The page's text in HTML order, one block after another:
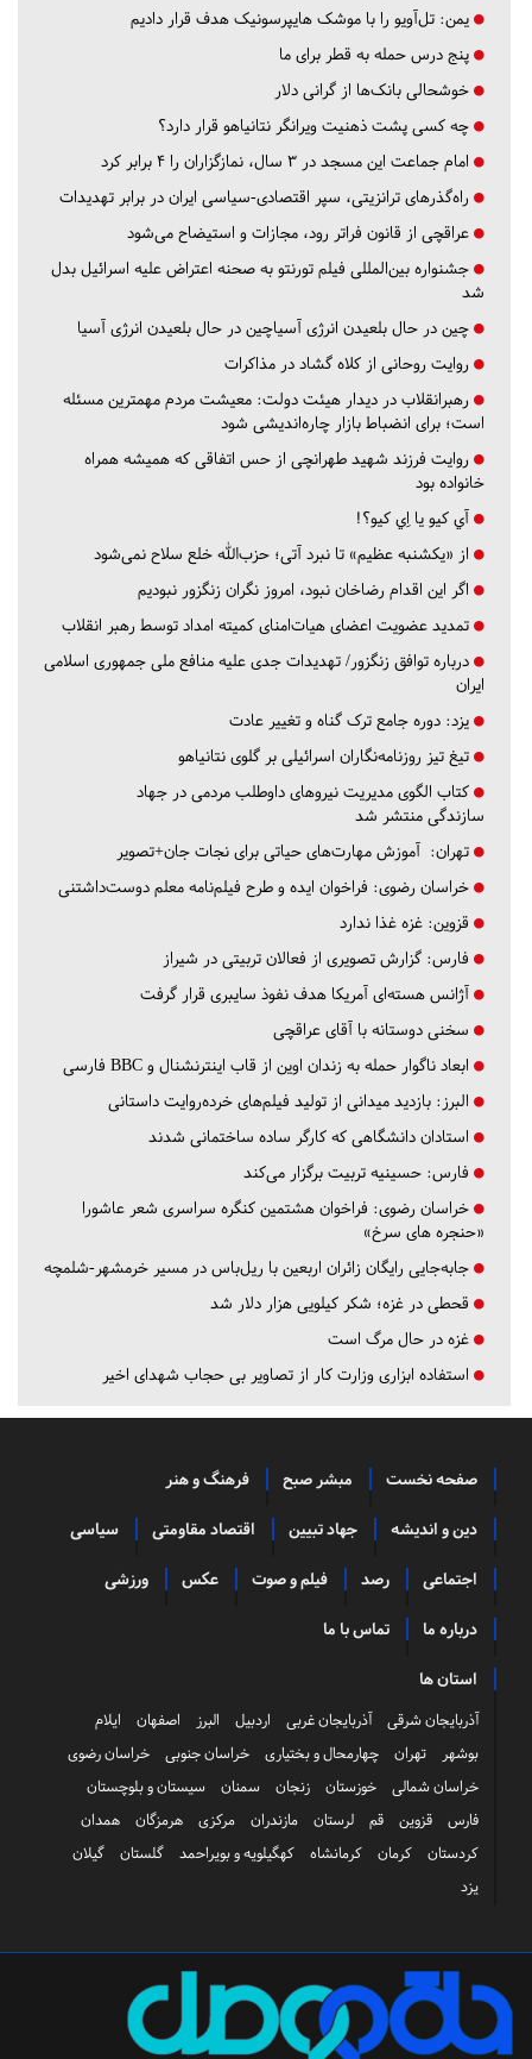
یمن: تل‌آویو را با موشک هایپرسونیک هدف قرار دادیم
پنج درس‌ حمله به قطر برای ما
خوشحالی بانک‌ها از گرانی دلار
چه کسی پشت ذهنیت ویرانگر نتانیاهو قرار دارد؟
امام جماعت این مسجد در ۳ سال، نمازگزاران را ۴ برابر کرد
راه‌گذرهای ترانزیتی، سپر اقتصادی-سیاسی ایران در برابر تهدیدات
عراقچی از قانون فراتر رود، مجازات و استیضاح می‌شود
جشنواره بین‌المللی فیلم تورنتو به صحنه اعتراض علیه اسرائیل بدل
شد
چین در حال بلعیدن انرژی آسیاچین در حال بلعیدن انرژی آسیا
روایت روحانی از کلاه گشاد در مذاکرات
رهبرانقلاب در دیدار هیئت دولت: معیشت مردم مهمترین مسئله
است؛ برای انضباط بازار چاره‌اندیشی شود
روایت فرزند شهید طهرانچی از حس اتفاقی که همیشه همراه
خانواده بود
آي كيو يا اِي كيو؟!
از «یکشنبه عظیم» تا نبرد آتی؛ حزب‌الله خلع سلاح نمی‌شود
اگر این اقدام رضاخان نبود، امروز نگران زنگزور نبودیم
تمدید عضویت اعضای هیات‌امنای کمیته امداد توسط رهبر انقلاب
درباره توافق زنگزور/ تهدیدات جدی علیه منافع ملی جمهوری اسلامی
ایران
یزد: دوره جامع ترک گناه و تغییر عادت
تیغ تیز روزنامه‌نگاران اسرائیلی بر گلوی نتانیاهو
کتاب الگوی مدیریت نیروهای داوطلب مردمی در جهاد
سازندگی منتشر شد
تهران: آموزش مهارت‌های حیاتی برای نجات جان+تصویر
خراسان رضوی: فراخوان ایده و طرح فیلم‌نامه معلم دوست‌داشتنی
قزوین: غزه غذا ندارد
فارس: گزارش تصویری از فعالان تربیتی در شیراز
آژانس هسته‌ای آمریکا هدف نفوذ سایبری قرار گرفت
سخنی دوستانه با آقای عراقچی
ابعاد ناگوار حمله به زندان اوین از قاب اینترنشنال و BBC فارسی
البرز: بازدید میدانی از تولید فیلم‌های خرده‌روایت داستانی
استادان دانشگاهی که کارگر ساده ساختمانی شدند
فارس: حسینیه تربیت برگزار می‌کند
خراسان رضوی: فراخوان هشتمین کنگره سراسری شعر عاشورا
«حنجره های سرخ»
جابه‌جایی رایگان زائران اربعین با ریل‌باس در مسیر خرمشهر-شلمچه
قحطی در غزه؛ شکر کیلویی هزار دلار شد
غزه در حال مرگ است
استفاده ابزاری وزارت کار از تصاویر بی حجاب شهدای اخیر
صفحه نخست مبشر صبح فرهنگ و هنر
دین و اندیشه جهاد تبیین اقتصاد مقاومتی سیاسی
اجتماعی رصد فیلم و صوت عکس ورزشی
درباره ما تماس با ما
استان ها
آذربایجان شرقی آذربایجان غربی اردبیل البرز اصفهان
ایلام
بوشهر
تهران چهارمحال و بختیاری خراسان جنوبی
خراسان رضوی
خراسان شمالی
خوزستان زنجان سمنان
سیستان و بلوچستان
فارس
قزوین قم لرستان مازندران مرکزی هرمزگان
همدان
کردستان
کرمان کرمانشاه کهگیلویه و بویراحمد گلستان
گیلان
یزد